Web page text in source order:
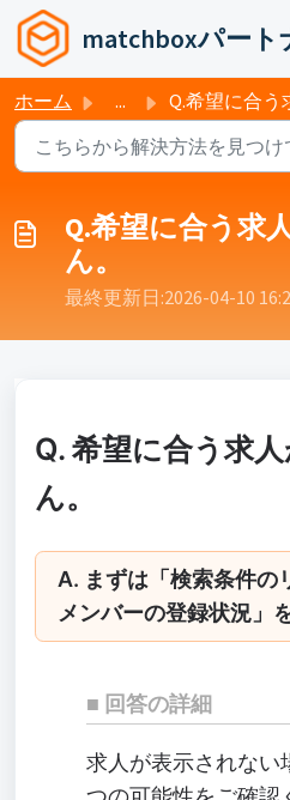
メインコンテンツに移動
ホーム ... Q.希望に合う
Q.希望に合う求
ん。
最終更新日:2026-04-10
Q. 希望に合う求
ん。
A. まずは「検索条件の
メンバーの登録状況」
回答の詳細
求人が表示されない